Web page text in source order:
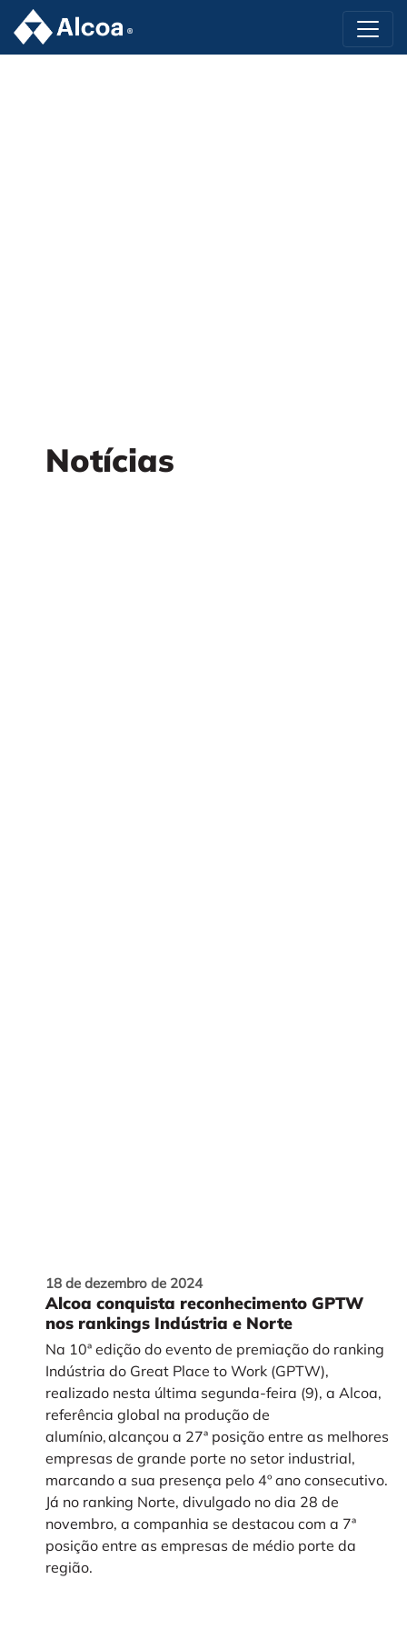
Notícias
18 de dezembro de 2024
Alcoa conquista reconhecimento GPTW
nos rankings Indústria e Norte
Na 10ª edição do evento de premiação do ranking
Indústria do Great Place to Work (GPTW),
realizado nesta última segunda-feira (9), a Alcoa,
referência global na produção de
alumínio, alcançou a 27ª posição entre as melhores
empresas de grande porte no setor industrial,
marcando a sua presença pelo 4º ano consecutivo.
Já no ranking Norte, divulgado no dia 28 de
novembro, a companhia se destacou com a 7ª
posição entre as empresas de médio porte da
região.